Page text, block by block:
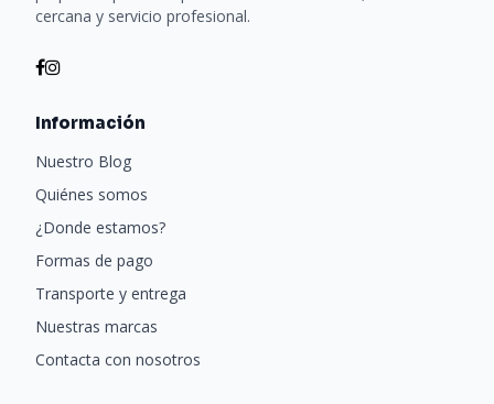
cercana y servicio profesional.
Información
Nuestro Blog
Quiénes somos
¿Donde estamos?
Formas de pago
Transporte y entrega
Nuestras marcas
Contacta con nosotros